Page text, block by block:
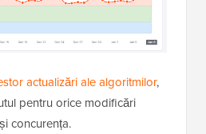
actualizări ale algoritmilor,
pentru orice modificări
concurența.